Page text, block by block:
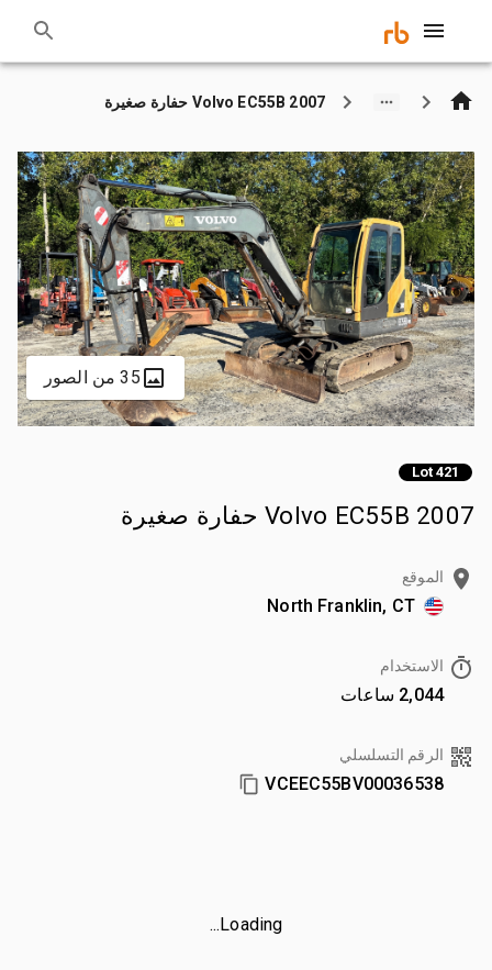
2007 Volvo EC55B حفارة صغيرة
35 من الصور
Lot 421
2007 Volvo EC55B حفارة صغيرة
الموقع
North Franklin, CT
الاستخدام
2,044 ساعات
الرقم التسلسلي
VCEEC55BV00036538
Loading...